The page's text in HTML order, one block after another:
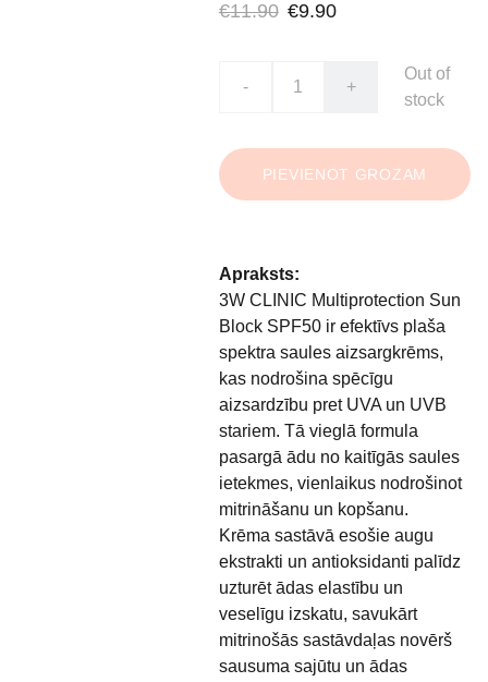
€11.90 €9.90
- +
Out of
stock
PIEVIENOT GROZAM
Apraksts:
3W CLINIC Multiprotection Sun
Block SPF50 ir efektīvs plaša
spektra saules aizsargkrēms,
kas nodrošina spēcīgu
aizsardzību pret UVA un UVB
stariem. Tā vieglā formula
pasargā ādu no kaitīgās saules
ietekmes, vienlaikus nodrošinot
mitrināšanu un kopšanu.
Krēma sastāvā esošie augu
ekstrakti un antioksidanti palīdz
uzturēt ādas elastību un
veselīgu izskatu, savukārt
mitrinošās sastāvdaļas novērš
sausuma sajūtu un ādas